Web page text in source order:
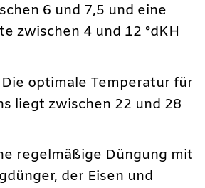
6 und 7,5 und eine
zwischen 4 und 12 °dKH
Die optimale Temperatur für
liegt zwischen 22 und 28
regelmäßige Düngung mit
der Eisen und